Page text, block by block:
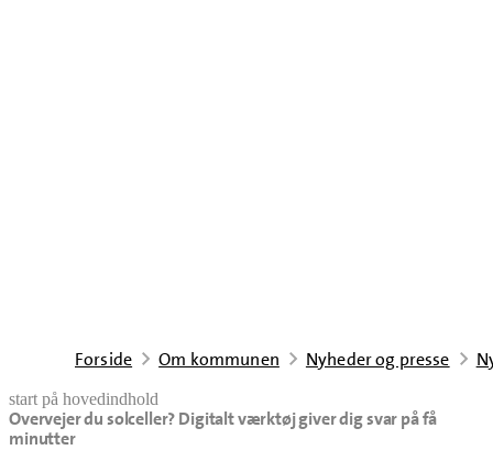
Forside Om kommunen Nyheder og presse
start på hovedindhold
Overvejer du solceller? Digitalt værktøj giver dig svar på få
minutter
senest opdateret 1. juli 2026